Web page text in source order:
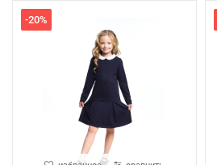
-20%